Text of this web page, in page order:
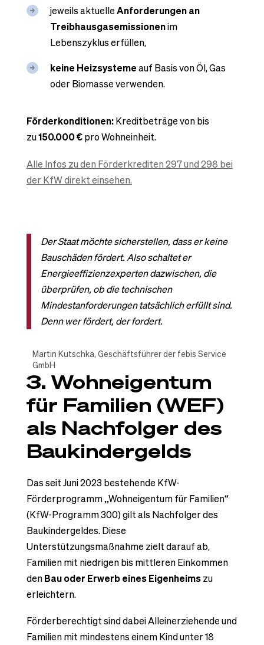
jeweils aktuelleAnforderungen an
Treibhausgasemissionenim
Lebenszyklus erfüllen,
keine Heizsystemeauf Basis von Öl, Gas
oder Biomasse verwenden.
Förderkonditionen:Kreditbeträge von bis
zu150.000 €pro Wohneinheit.
Alle Infos zu den Förderkrediten 297 und 298 bei
der KfW direkt einsehen.
Der Staat möchte sicherstellen, dass er keine
Bauschäden fördert. Also schaltet er
Energieeffizienzexperten dazwischen, die
überprüfen, ob die technischen
Mindestanforderungen tatsächlich erfüllt sind.
Denn wer fördert, der fordert.
Martin Kutschka, Geschäftsführer der febis Service
GmbH
3. Wohneigentum
für Familien (WEF)
als Nachfolger des
Baukindergelds
Das seit Juni 2023 bestehende KfW-
Förderprogramm „Wohneigentum für Familien“
(KfW-Programm 300) gilt als Nachfolger des
Baukindergeldes. Diese
Unterstützungsmaßnahme zielt darauf ab,
Familien mit niedrigen bis mittleren Einkommen
denBau oder Erwerb eines Eigenheimszu
erleichtern.
Förderberechtigt sind dabei Alleinerziehende und
Familien mit mindestens einem Kind unter 18